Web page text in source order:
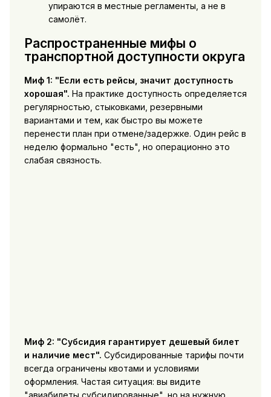
упираются в местные регламенты, а не в
самолёт.
Распространенные мифы о
транспортной доступности округа
Миф 1: "Если есть рейсы, значит доступность
хорошая". На практике доступность определяется
регулярностью, стыковками, резервными
вариантами и тем, как быстро вы можете
перенести план при отмене/задержке. Один рейс в
неделю формально "есть", но операционно это
слабая связность.
Миф 2: "Субсидия гарантирует дешевый билет
и наличие мест". Субсидированные тарифы почти
всегда ограничены квотами и условиями
оформления. Частая ситуация: вы видите